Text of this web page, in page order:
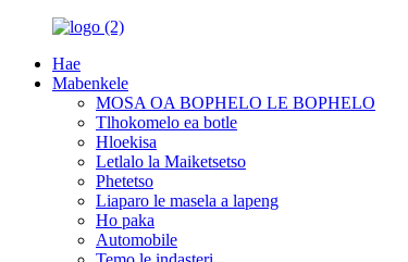
Hae
Mabenkele
MOSA OA BOPHELO LE BOPHELO
Tlhokomelo ea botle
Hloekisa
Letlalo la Maiketsetso
Phetetso
Liaparo le masela a lapeng
Ho paka
Automobile